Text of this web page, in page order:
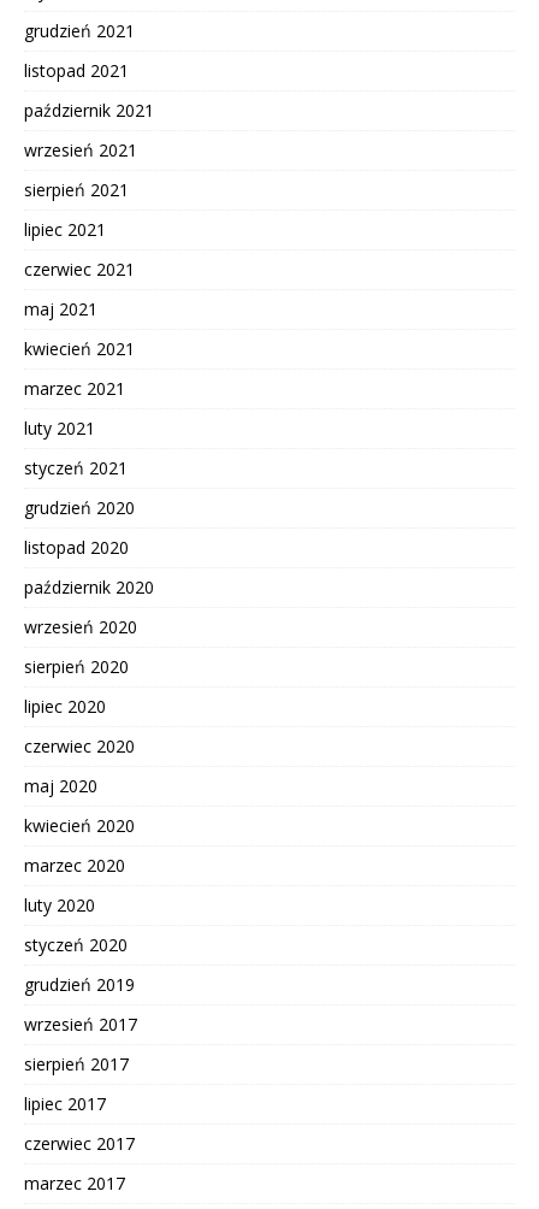
grudzień 2021
listopad 2021
październik 2021
wrzesień 2021
sierpień 2021
lipiec 2021
czerwiec 2021
maj 2021
kwiecień 2021
marzec 2021
luty 2021
styczeń 2021
grudzień 2020
listopad 2020
październik 2020
wrzesień 2020
sierpień 2020
lipiec 2020
czerwiec 2020
maj 2020
kwiecień 2020
marzec 2020
luty 2020
styczeń 2020
grudzień 2019
wrzesień 2017
sierpień 2017
lipiec 2017
czerwiec 2017
marzec 2017